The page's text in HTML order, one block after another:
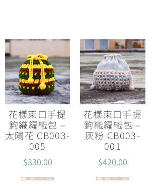
花樣束口手提
鉤織編織包 –
太陽花 CB003-
005
$330.00
查看內容
花樣束口手提
鉤織編織包 –
灰粉 CB003-
001
$420.00
查看內容